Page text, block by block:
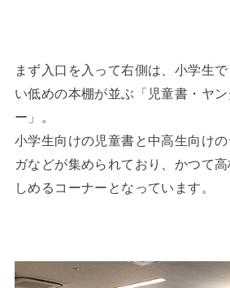
まず入口を入って右側は、小学生
い低めの本棚が並ぶ「児童書・ヤ
ー」。
小学生向けの児童書と中高生向け
ガなどが集められており、かつて
しめるコーナーとなっています。